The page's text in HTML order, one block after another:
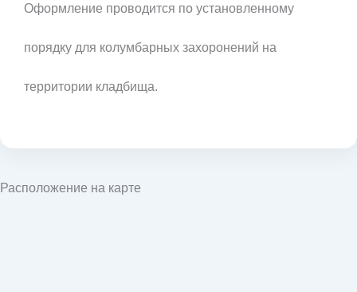
Оформление проводится по установленному
порядку для колумбарных захоронений на
территории кладбища.
Расположение на карте